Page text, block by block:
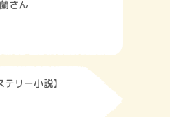
さん
リー小説】